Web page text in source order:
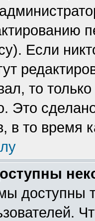
Если
то
Это
в то время
доступны